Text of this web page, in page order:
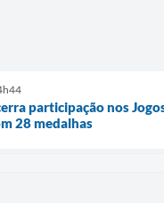
participação nos
28 medalhas